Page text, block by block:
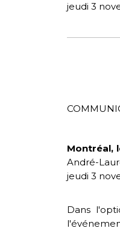
jeudi 3
Montréal,
André-
jeudi 3
Dans